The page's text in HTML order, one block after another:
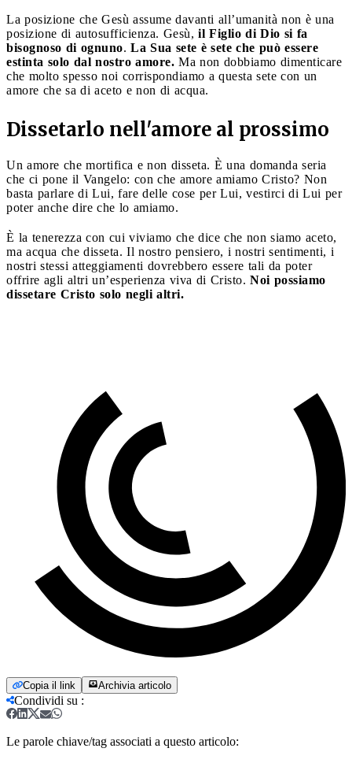
La posizione che Gesù assume davanti all’umanità non è una
posizione di autosufficienza. Gesù, il Figlio di Dio si fa
bisognoso di ognuno. La Sua sete è sete che può essere
estinta solo dal nostro amore. Ma non dobbiamo dimenticare
che molto spesso noi corrispondiamo a questa sete con un
amore che sa di aceto e non di acqua.
Dissetarlo nell'amore al prossimo
Un amore che mortifica e non disseta. È una domanda seria
che ci pone il Vangelo: con che amore amiamo Cristo? Non
basta parlare di Lui, fare delle cose per Lui, vestirci di Lui per
poter anche dire che lo amiamo.
È la tenerezza con cui viviamo che dice che non siamo aceto,
ma acqua che disseta. Il nostro pensiero, i nostri sentimenti, i
nostri stessi atteggiamenti dovrebbero essere tali da poter
offrire agli altri un’esperienza viva di Cristo. Noi possiamo
dissetare Cristo solo negli altri.
Copia il link Archivia articolo
Condividi su :
Le parole chiave/tag associati a questo articolo: